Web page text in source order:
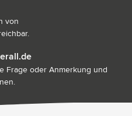
von
Frage oder Anmerkung und